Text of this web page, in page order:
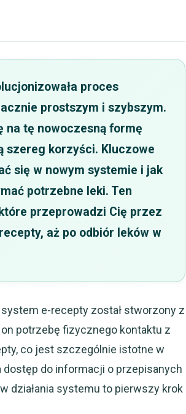
proces
prostszym i szybszym.
na tę nowoczesną formę
szereg korzyści. Kluczowe
się w nowym systemie i jak
potrzebne leki. Ten
przeprowadzi Cię przez
aż po odbiór leków w
e-recepty został stworzony z
potrzebę fizycznego kontaktu z
co jest szczególnie istotne w
do informacji o przepisanych
działania systemu to pierwszy krok